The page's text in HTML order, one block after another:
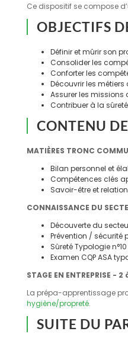
Ce dispositif se compose
OBJECTIFS
Définir et mûrir son
Consolider les
Conforter les
Découvrir les
Assurer les missions
Contribuer à la
CONTENU
MATIÈRES TRONC
Bilan personnel et
Compétences clés
Savoir-être et
CONNAISSANCE DU
Découverte du
Prévention / sécurité
Sûreté Typologie
Examen CQP ASA
STAGE EN ENTREPRISE -
La prépa-apprentissage
hygiène/propreté.
SUITE DU